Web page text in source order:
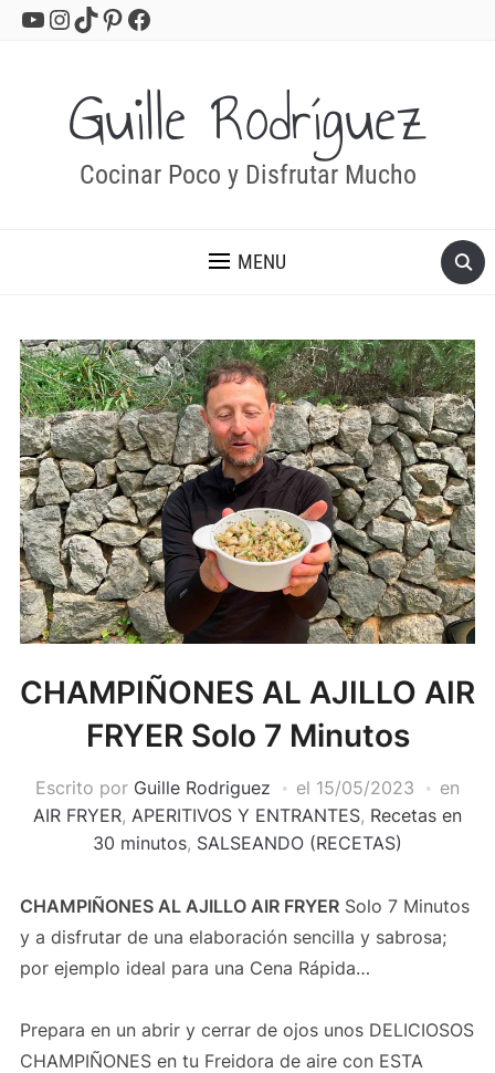
YouTube
Instagram
TikTok
Pinterest
Facebook
Guille Rodríguez
Cocinar Poco y Disfrutar Mucho
MENU
CHAMPIÑONES AL AJILLO AIR
FRYER Solo 7 Minutos
Escrito por Guille Rodriguez el 15/05/2023
en
AIR FRYER, APERITIVOS Y ENTRANTES, Recetas en
30 minutos, SALSEANDO (RECETAS)
CHAMPIÑONES AL AJILLO AIR FRYERSolo 7 Minutos
y a disfrutar de una elaboración sencilla y sabrosa;
por ejemplo ideal para una Cena Rápida…
Prepara en un abrir y cerrar de ojos unos DELICIOSOS
CHAMPIÑONES en tu Freidora de aire con ESTA